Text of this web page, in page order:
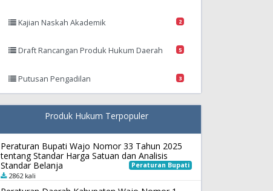
Kajian Naskah Akademik 2
Draft Rancangan Produk Hukum Daerah 5
Putusan Pengadilan 3
Produk Hukum Terpopuler
Peraturan Bupati Wajo Nomor 33 Tahun 2025
tentang Standar Harga Satuan dan Analisis
Standar Belanja
Peraturan Bupati
2862 kali